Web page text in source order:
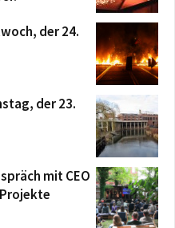
der 24.
der 23.
mit CEO